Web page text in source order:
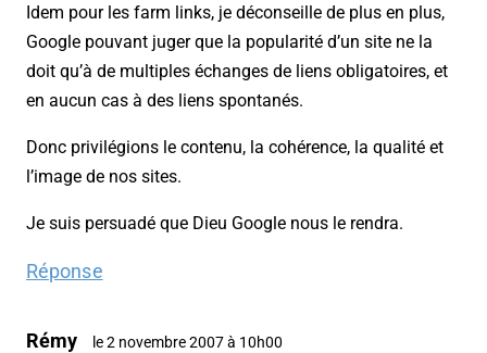
Idem pour les farm links, je déconseille de plus en plus,
Google pouvant juger que la popularité d’un site ne la
doit qu’à de multiples échanges de liens obligatoires, et
en aucun cas à des liens spontanés.
Donc privilégions le contenu, la cohérence, la qualité et
l’image de nos sites.
Je suis persuadé que Dieu Google nous le rendra.
Réponse
Rémy le 2 novembre 2007 à 10h00